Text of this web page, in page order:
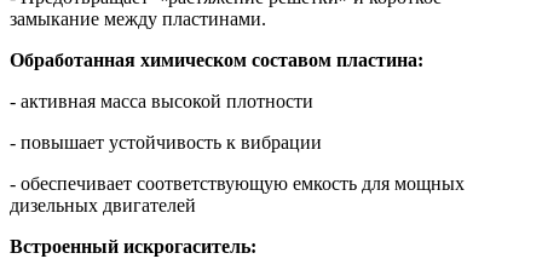
замыкание между пластинами.
Обработанная химическом составом пластина:
- активная масса высокой плотности
- повышает устойчивость к вибрации
- обеспечивает соответствующую емкость для мощных
дизельных двигателей
Встроенный искрогаситель: